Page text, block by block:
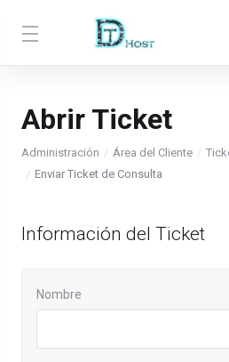
Abrir Ticket
Administración Área del Cliente
Enviar Ticket de Consulta
Información del Ticket
Nombre